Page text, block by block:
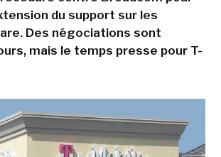
du support sur les
Des négociations sont
mais le temps presse pour T-